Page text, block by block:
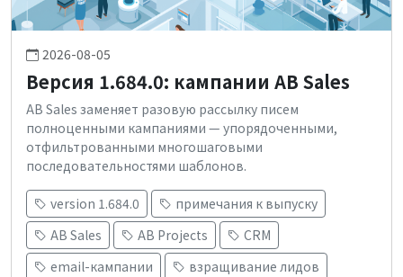
2026-08-05
Версия 1.684.0: кампании AB Sales
AB Sales заменяет разовую рассылку писем
полноценными кампаниями — упорядоченными,
отфильтрованными многошаговыми
последовательностями шаблонов.
version 1.684.0
примечания к выпуску
AB Sales
AB Projects
CRM
email-кампании
взращивание лидов